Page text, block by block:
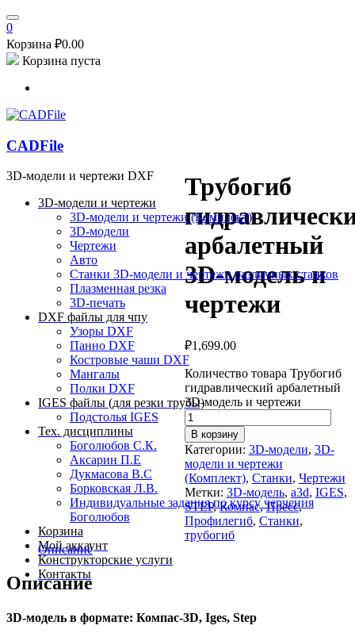
0
Корзина ₽0.00
Корзина пуста
CADFile
3D-модели и чертежи DXF
3D-модели и чертежи
3D-модели и чертежи (Комплект)
3D-модели
Чертежи
Авто
Станки 3D-модели и чертежи различных станков
Плазменная резка
3D-печать
DXF файлы для чпу
Узоры DXF
Панно DXF
Костровые чаши DXF
Мангалы
Полки DXF
IGES файлы (для резки трубы)
Подстолья IGES
Тех. дисциплины
Боголюбов С.К.
Аксарин П.Е
Дукмасова В.С
Борковская Л.В.
Индивидуальные задания по курсу черчения
Боголюбов
Корзина
Мой аккаунт
Конструкторские услуги
Контакты
Трубогиб
арбалетный
3D-модель и
чертежи
₽1,699.00
Количество товара Трубогиб
гидравлический арбалетный
3D-модель и чертежи
В корзину
Категории: 3D-модели, 3D-
модели и чертежи
(Комплект), Станки, Чертежи
Метки: 3D-модель, a3d, IGES,
STEP,Компас,Пресс,
Профилегиб, Станки,
трубогиб
Описание
Описание
3D-модель в формате: Компас-3D, Iges, Step